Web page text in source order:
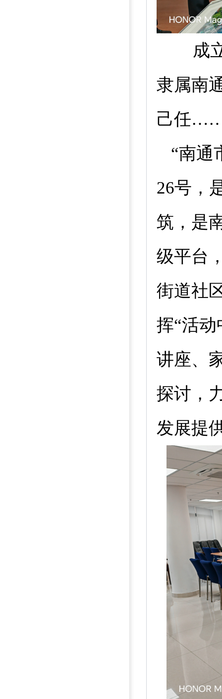
成
隶属南
己任
“南通
26号，
筑，是
级平台
街道社
挥“活动
讲座、
探讨，
发展提